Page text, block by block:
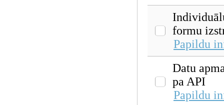
formu
Papildu
Datu
pa API
Papildu